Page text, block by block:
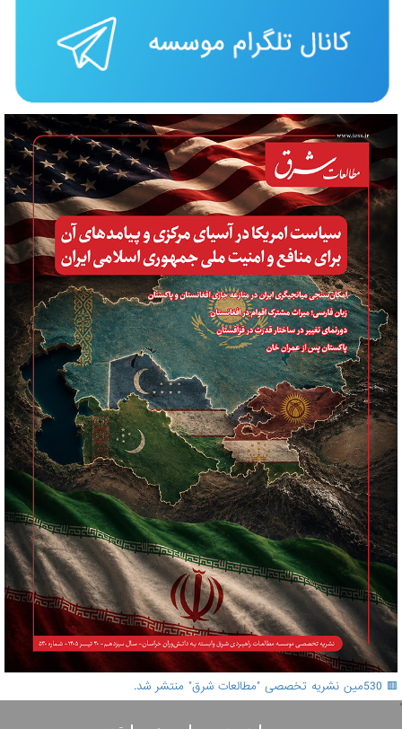
🟥 530مین نشریه تخصصی "مطالعات شرق" منتشر شد.
'